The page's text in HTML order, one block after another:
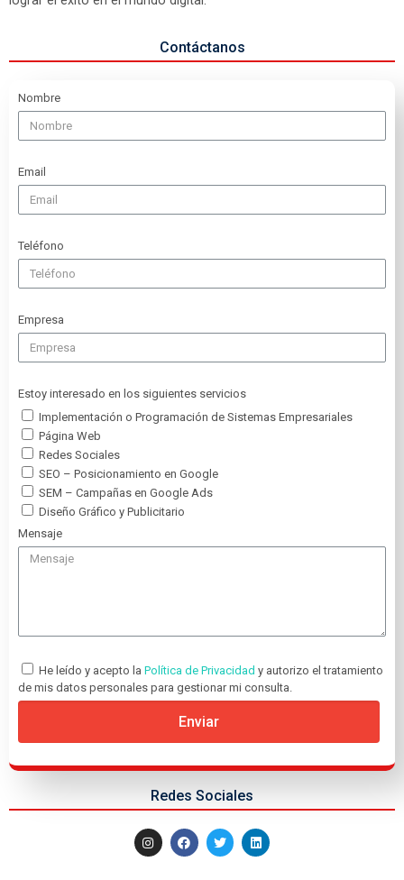
Contáctanos
Nombre
Email
Teléfono
Empresa
Estoy interesado en los siguientes servicios
Implementación o Programación de Sistemas Empresariales
Página Web
Redes Sociales
SEO – Posicionamiento en Google
SEM – Campañas en Google Ads
Diseño Gráfico y Publicitario
Mensaje
He leído y acepto la Política de Privacidad y autorizo el tratamiento
de mis datos personales para gestionar mi consulta.
Enviar
Redes Sociales